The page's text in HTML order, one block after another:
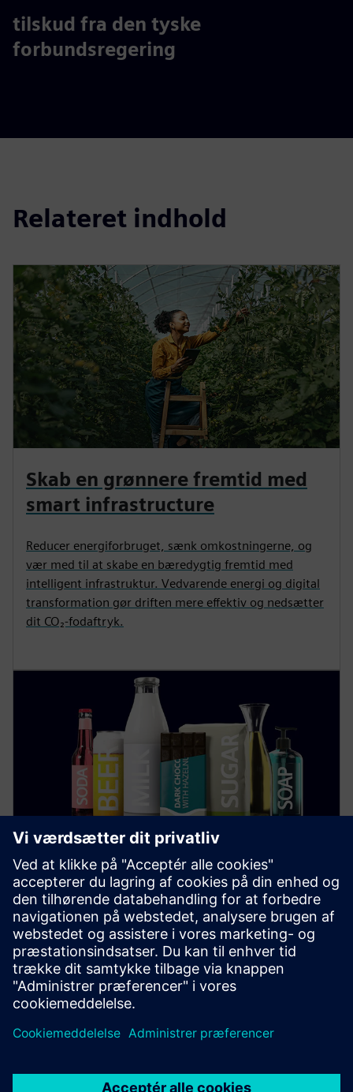
€200k
tilskud fra den tyske
forbundsregering
Relateret indhold
Skab en grønnere fremtid med
smart infrastructure
Reducer energiforbruget, sænk omkostningerne, og
vær med til at skabe en bæredygtig fremtid med
intelligent infrastruktur. Vedvarende energi og digital
transformation gør driften mere effektiv og nedsætter
dit CO₂-fodaftryk.
Mad og drikke
Find ud af, hvordan digitalisering og automatisering i
fødevareindustrien øger bæredygtigheden